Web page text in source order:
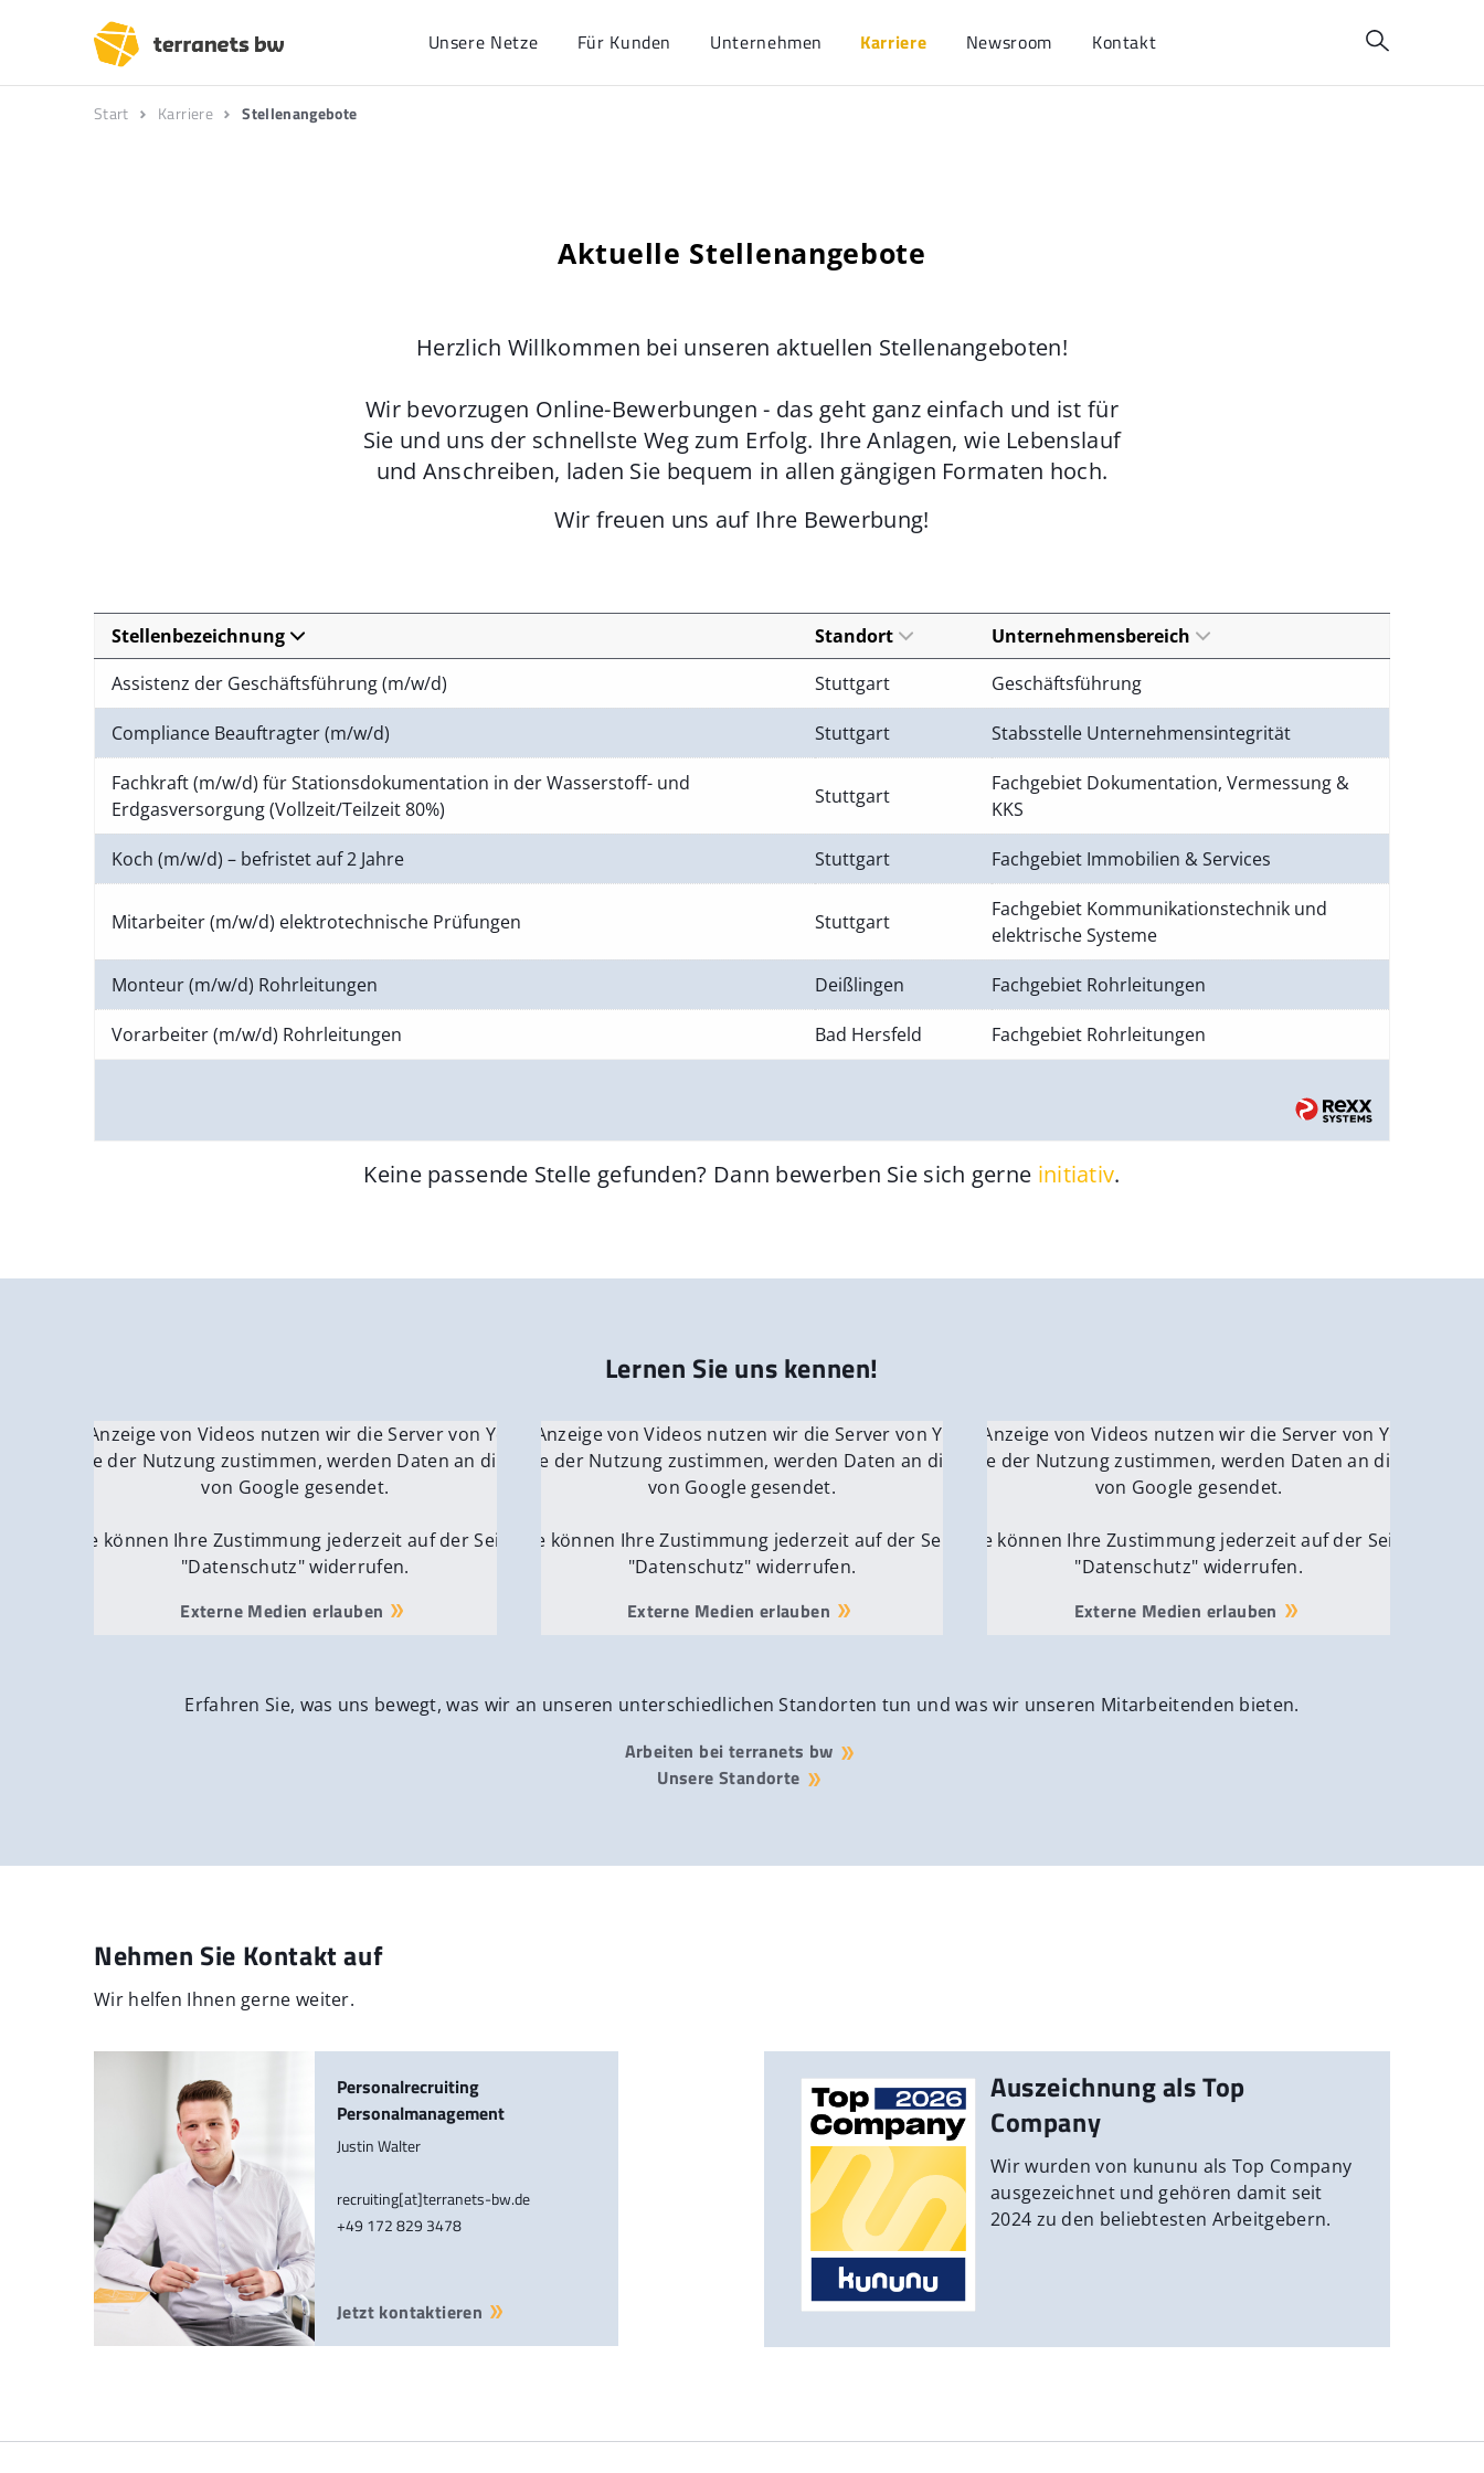
Unsere Netze Für Kunden Unternehmen Karriere Newsroom Kontakt
Start Karriere Stellenangebote
Aktuelle Stellenangebote
Herzlich Willkommen bei unseren aktuellen Stellenangeboten!
Wir bevorzugen Online-Bewerbungen - das geht ganz einfach und ist für
Sie und uns der schnellste Weg zum Erfolg. Ihre Anlagen, wie Lebenslauf
und Anschreiben, laden Sie bequem in allen gängigen Formaten hoch.
Wir freuen uns auf Ihre Bewerbung!
Stellenbezeichnung Standort
Unternehmensbereich
Assistenz der Geschäftsführung (m/w/d)
Stuttgart Geschäftsführung
Compliance Beauftragter (m/w/d) Stuttgart Stabsstelle Unternehmensintegrität
Fachkraft (m/w/d) für Stationsdokumentation in der Wasserstoff- und
Erdgasversorgung (Vollzeit/Teilzeit 80%)
Stuttgart
Fachgebiet Dokumentation, Vermessung &
KKS
Koch (m/w/d) – befristet auf 2 Jahre Stuttgart Fachgebiet Immobilien & Services
Mitarbeiter (m/w/d) elektrotechnische Prüfungen Stuttgart
Fachgebiet Kommunikationstechnik und
elektrische Systeme
Monteur (m/w/d) Rohrleitungen Deißlingen Fachgebiet Rohrleitungen
Vorarbeiter (m/w/d) Rohrleitungen Bad Hersfeld Fachgebiet Rohrleitungen
Keine passende Stelle gefunden? Dann bewerben Sie sich gerne initiativ.
Lernen Sie uns kennen!
Für die Anzeige von Videos nutzen wir die Server von YouTube.
Wenn Sie der Nutzung zustimmen, werden Daten an die Server
von Google gesendet.
Sie können Ihre Zustimmung jederzeit auf der Seite
"Datenschutz" widerrufen.
Externe Medien erlauben
Für die Anzeige von Videos nutzen wir die Server von YouTube.
Wenn Sie der Nutzung zustimmen, werden Daten an die Server
von Google gesendet.
Sie können Ihre Zustimmung jederzeit auf der Seite
"Datenschutz" widerrufen.
Externe Medien erlauben
Für die Anzeige von Videos nutzen wir die Server von YouTube.
Wenn Sie der Nutzung zustimmen, werden Daten an die Server
von Google gesendet.
Sie können Ihre Zustimmung jederzeit auf der Seite
"Datenschutz" widerrufen.
Externe Medien erlauben
Erfahren Sie, was uns bewegt, was wir an unseren unterschiedlichen Standorten tun und was wir unseren Mitarbeitenden bieten.
Arbeiten bei terranets bw
Unsere Standorte
Nehmen Sie Kontakt auf
Wir helfen Ihnen gerne weiter.
Personalrecruiting
Personalmanagement
Justin Walter
recruiting[at]terranets-bw.de
+49 172 829 3478
Jetzt kontaktieren
Auszeichnung als Top
Company
Wir wurden von kununu als Top Company
ausgezeichnet und gehören damit seit
2024 zu den beliebtesten Arbeitgebern.